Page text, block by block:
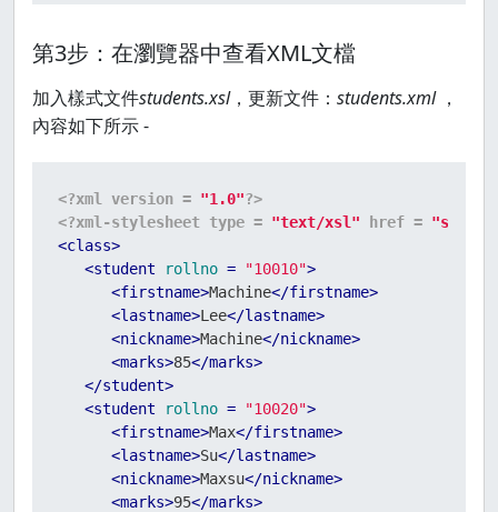
第3步：在瀏覽器中查看XML文檔
加入樣式文件students.xsl，更新文件： students.xml，
內容如下所示 -
<?xml version = "1.0"?>
<?xml-stylesheet type = "text/xsl" href =
<class>
<student rollno = "10010">
<firstname>Machine</firstname>
<lastname>Lee</lastname>
<nickname>Machine</nickname>
<marks>85</marks>
</student>
<student rollno = "10020">
<firstname>Max</firstname>
<lastname>Su</lastname>
<nickname>Maxsu</nickname>
<marks>95</marks>